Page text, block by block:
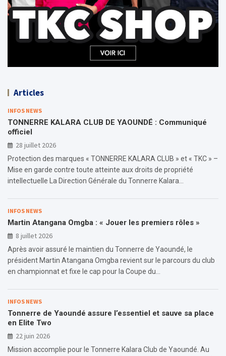
Articles
INFOS NEWS
TONNERRE KALARA CLUB DE YAOUNDÉ : Communiqué
officiel
28 juillet 2026
Protection des marques « TONNERRE KALARA CLUB » et « TKC » –
Mise en garde contre toute atteinte aux droits de propriété
intellectuelle La Direction Générale du Tonnerre Kalara…
INFOS NEWS
Martin Atangana Omgba : « Jouer les premiers rôles »
8 juillet 2026
Après avoir assuré le maintien du Tonnerre de Yaoundé, le
président Martin Atangana Omgba revient sur le parcours du club
en championnat et fixe le cap pour la Coupe du…
INFOS NEWS
Tonnerre de Yaoundé assure l’essentiel et sauve sa place
en Elite Two
22 juin 2026
Mission accomplie pour le Tonnerre Kalara Club de Yaoundé. Au